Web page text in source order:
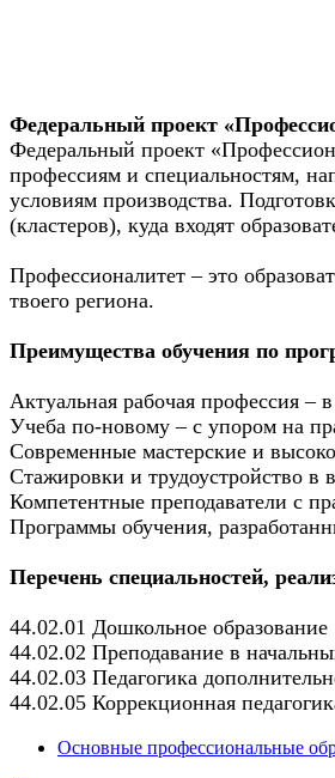
Федеральный проект
Федеральный проект
профессиям и специальностям,
условиям производства.
(кластеров), куда входят
Профессионалитет – это
твоего региона.
Преимущества обучения по
Актуальная рабочая профессия –
Учеба по-новому – с упором на
Современные мастерские и
Стажировки и трудоустройство в
Компетентные преподаватели с
Программы обучения,
Перечень специальностей,
44.02.01 Дошкольное образование
44.02.02 Преподавание в
44.02.03 Педагогика
44.02.05 Коррекционная
Основные профессиональные